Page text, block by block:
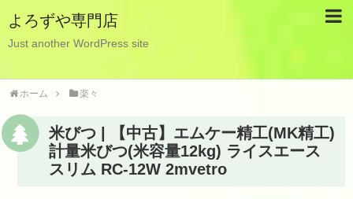
よろずや専門店
Just another WordPress site
ホーム 楽々
米びつ | 【中古】エムケー精工(MK精工)
計量米びつ(米容量12kg) ライスエース
スリム RC-12W 2mvetro